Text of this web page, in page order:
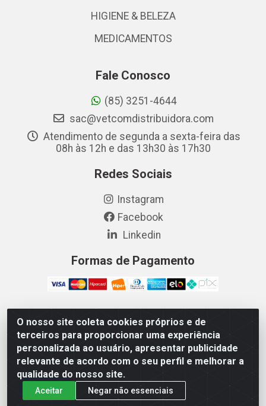
O nosso site coleta cookies próprios e de
terceiros para proporcionar uma experiência
personalizada ao usuário, apresentar publicidade
relevante de acordo com o seu perfil e melhorar a
qualidade do nosso site.
Aceitar
Negar não essenciais
HIGIENE & BELEZA
MEDICAMENTOS
Fale Conosco
(85) 3251-4644
sac@vetcomdistribuidora.com
Atendimento de segunda a sexta-feira das
08h às 12h e das 13h30 às 17h30
Redes Sociais
Instagram
Facebook
Linkedin
Formas de Pagamento
Vetcom Distribuidora de Rações LTDA - Rua Maximiano
Barreto, 1040 - Barroso, Fortaleza/CE - CEP 60.863-260
- CNPJ 26.133.872/0001-11